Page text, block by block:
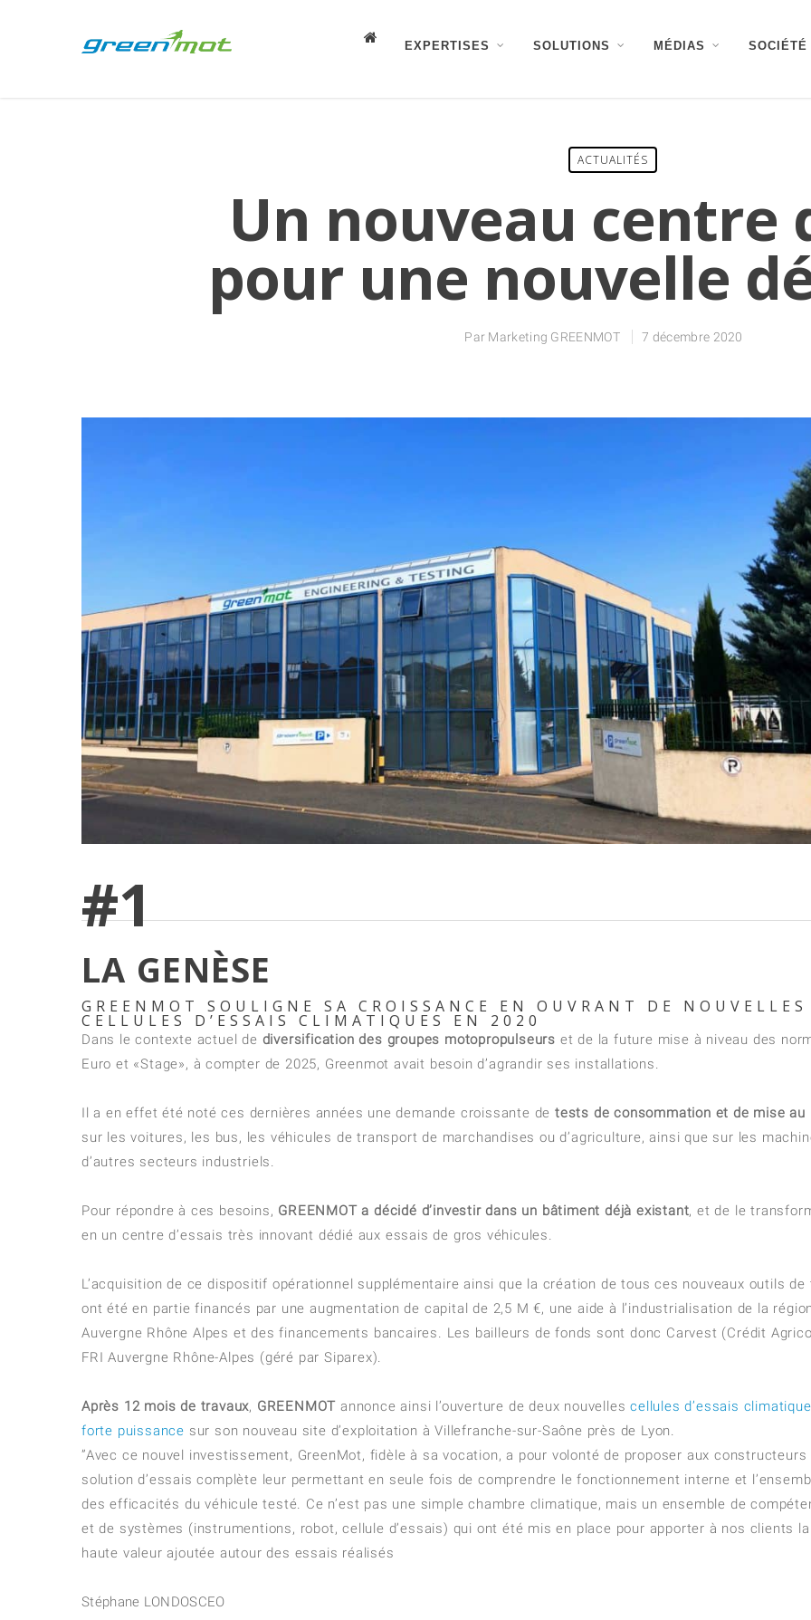
EXPERTISES SOLUTIONS MÉDIAS SOCIÉTÉ
ACTUALITÉS
Un nouveau centre
pour une nouvelle
Par Marketing GREENMOT 7 décembre 2020
#1
LA GENÈSE
GREENMOT SOULIGNE SA CROISSANCE EN OUVRANT DE NOUVELLES
CELLULES D’ESSAIS CLIMATIQUES EN 2020
Dans le contexte actuel de diversification des groupes motopropulseurs et de la future mise à niveau des
Euro et «Stage», à compter de 2025, Greenmot avait besoin d’agrandir ses installations.
Il a en effet été noté ces dernières années une demande croissante de tests de consommation et de mise au
sur les voitures, les bus, les véhicules de transport de marchandises ou d’agriculture, ainsi que sur les
d’autres secteurs industriels.
Pour répondre à ces besoins, GREENMOT a décidé d’investir dans un bâtiment déjà existant, et de le
en un centre d’essais très innovant dédié aux essais de gros véhicules.
L’acquisition de ce dispositif opérationnel supplémentaire ainsi que la création de tous ces nouveaux outils de
ont été en partie financés par une augmentation de capital de 2,5 M €, une aide à l’industrialisation de la région
Auvergne Rhône Alpes et des financements bancaires. Les bailleurs de fonds sont donc Carvest (Crédit
FRI Auvergne Rhône-Alpes (géré par Siparex).
Après 12 mois de travaux, GREENMOT annonce ainsi l’ouverture de deux nouvellescellules d’essais
forte puissance sur son nouveau site d’exploitation à Villefranche-sur-Saône près de Lyon.
”Avec ce nouvel investissement, GreenMot, fidèle à sa vocation, a pour volonté de proposer aux constructeurs
solution d’essais complète leur permettant en seule fois de comprendre le fonctionnement interne et
des efficacités du véhicule testé. Ce n’est pas une simple chambre climatique, mais un ensemble de
et de systèmes (instrumentions, robot, cellule d’essais) qui ont été mis en place pour apporter à nos clients
haute valeur ajoutée autour des essais réalisés
Stéphane LONDOSCEO